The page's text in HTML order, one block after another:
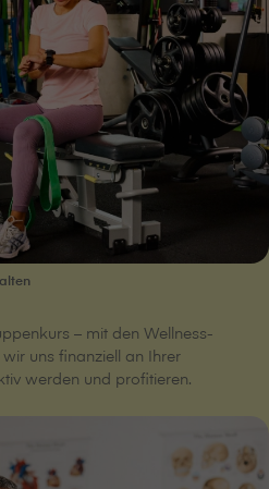
– mit den Wellness-
uns finanziell an Ihrer
werden und profitieren.